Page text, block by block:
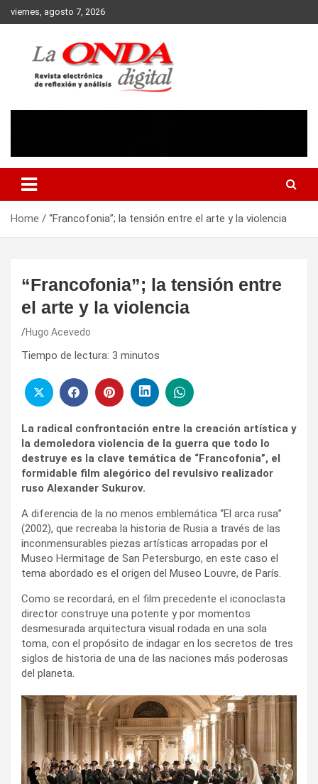
Skip
to
viernes, agosto 7, 2026
Home “Francofonia”; la tensión entre el arte y la violencia
“Francofonia”; la tensión entre
el arte y la violencia
Hugo Acevedo
Tiempo de lectura: 3 minutos
La radical confrontación entre la creación artística y
la demoledora violencia de la guerra que todo lo
destruye es la clave temática de “Francofonia”, el
formidable film alegórico del revulsivo realizador
ruso Alexander Sukurov.
A diferencia de la no menos emblemática “El arca rusa”
(2002), que recreaba la historia de Rusia a través de las
inconmensurables piezas artísticas arropadas por el
Museo Hermitage de San Petersburgo, en este caso el
tema abordado es el origen del Museo Louvre, de París.
Como se recordará, en el film precedente el iconoclasta
director construye una potente y por momentos
desmesurada arquitectura visual rodada en una sola
toma, con el propósito de indagar en los secretos de tres
siglos de historia de una de las naciones más poderosas
del planeta.